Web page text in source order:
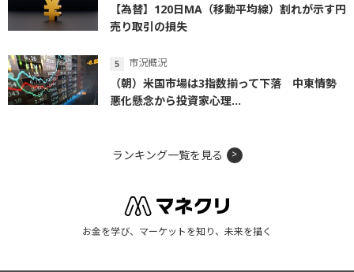
【為替】120日MA（移動平均線）割れが示す円
売り取引の損失
市況概況
（朝）米国市場は3指数揃って下落 中東情勢
悪化懸念から投資家心理...
ランキング一覧を見る
お金を学び、マーケットを知り、未来を描く